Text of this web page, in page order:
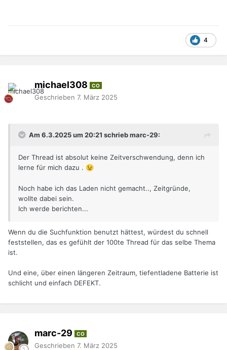
4
michael308 CO
Geschrieben 7. März 2025
Am 6.3.2025 um 20:21 schrieb marc-29:
Der Thread ist absolut keine Zeitverschwendung, denn ich
lerne für mich dazu . 😉
Noch habe ich das Laden nicht gemacht.., Zeitgründe,
wollte dabei sein.
Ich werde berichten...
Wenn du die Suchfunktion benutzt hättest, würdest du schnell
feststellen, das es gefühlt der 100te Thread für das selbe Thema
ist.
Und eine, über einen längeren Zeitraum, tiefentladene Batterie ist
schlicht und einfach DEFEKT.
marc-29 CO
Geschrieben 7. März 2025